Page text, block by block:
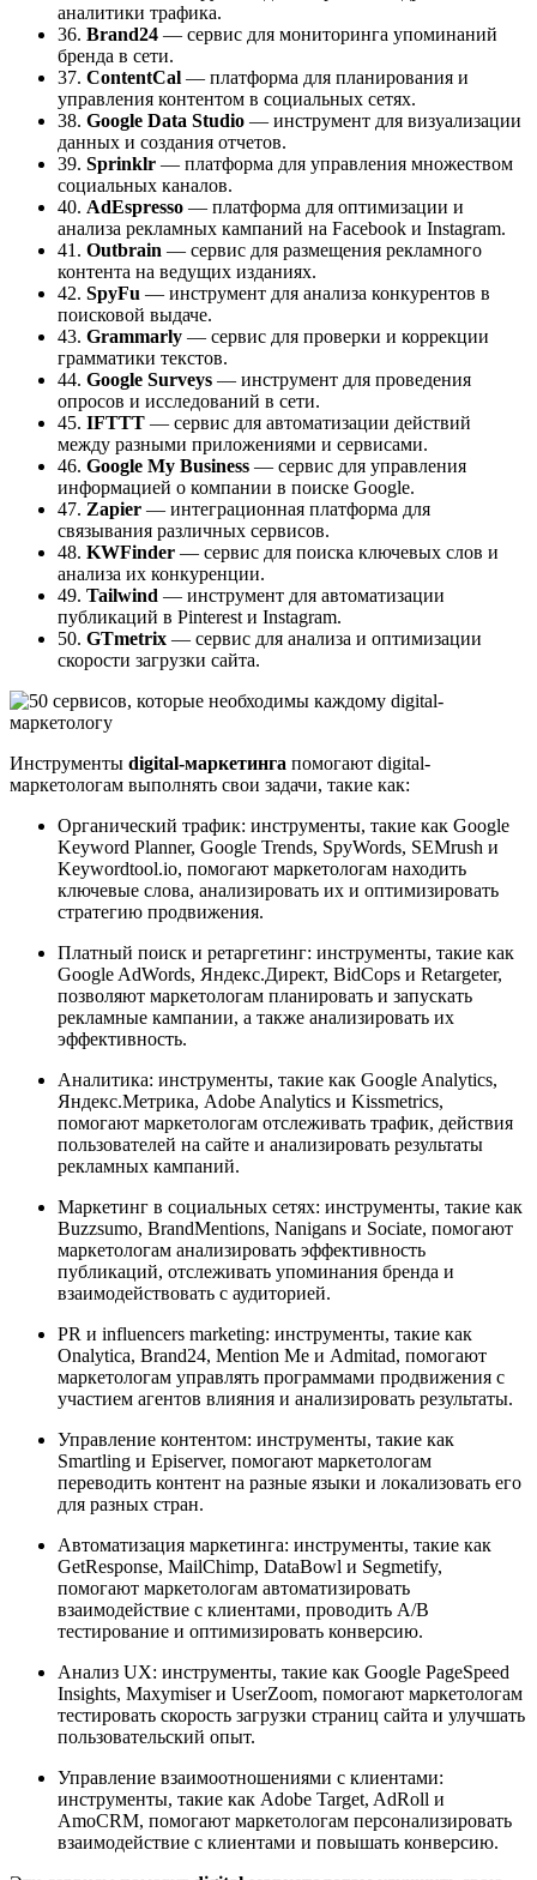
аналитики трафика.
36. Brand24 — сервис для мониторинга упоминаний
бренда в сети.
37. ContentCal — платформа для планирования и
управления контентом в социальных сетях.
38. Google Data Studio — инструмент для визуализации
данных и создания отчетов.
39. Sprinklr — платформа для управления множеством
социальных каналов.
40. AdEspresso — платформа для оптимизации и
анализа рекламных кампаний на Facebook и Instagram.
41. Outbrain — сервис для размещения рекламного
контента на ведущих изданиях.
42. SpyFu — инструмент для анализа конкурентов в
поисковой выдаче.
43. Grammarly — сервис для проверки и коррекции
грамматики текстов.
44. Google Surveys — инструмент для проведения
опросов и исследований в сети.
45. IFTTT — сервис для автоматизации действий
между разными приложениями и сервисами.
46. Google My Business — сервис для управления
информацией о компании в поиске Google.
47. Zapier — интеграционная платформа для
связывания различных сервисов.
48. KWFinder — сервис для поиска ключевых слов и
анализа их конкуренции.
49. Tailwind — инструмент для автоматизации
публикаций в Pinterest и Instagram.
50. GTmetrix — сервис для анализа и оптимизации
скорости загрузки сайта.
Инструменты digital-маркетинга помогают digital-
маркетологам выполнять свои задачи, такие как:
Органический трафик: инструменты, такие как Google
Keyword Planner, Google Trends, SpyWords, SEMrush и
Keywordtool.io, помогают маркетологам находить
ключевые слова, анализировать их и оптимизировать
стратегию продвижения.
Платный поиск и ретаргетинг: инструменты, такие как
Google AdWords, Яндекс.Директ, BidCops и Retargeter,
позволяют маркетологам планировать и запускать
рекламные кампании, а также анализировать их
эффективность.
Аналитика: инструменты, такие как Google Analytics,
Яндекс.Метрика, Adobe Analytics и Kissmetrics,
помогают маркетологам отслеживать трафик, действия
пользователей на сайте и анализировать результаты
рекламных кампаний.
Маркетинг в социальных сетях: инструменты, такие как
Buzzsumo, BrandMentions, Nanigans и Sociate, помогают
маркетологам анализировать эффективность
публикаций, отслеживать упоминания бренда и
взаимодействовать с аудиторией.
PR и influencers marketing: инструменты, такие как
Onalytica, Brand24, Mention Me и Admitad, помогают
маркетологам управлять программами продвижения с
участием агентов влияния и анализировать результаты.
Управление контентом: инструменты, такие как
Smartling и Episerver, помогают маркетологам
переводить контент на разные языки и локализовать его
для разных стран.
Автоматизация маркетинга: инструменты, такие как
GetResponse, MailChimp, DataBowl и Segmetify,
помогают маркетологам автоматизировать
взаимодействие с клиентами, проводить A/B
тестирование и оптимизировать конверсию.
Анализ UX: инструменты, такие как Google PageSpeed
Insights, Maxymiser и UserZoom, помогают маркетологам
тестировать скорость загрузки страниц сайта и улучшать
пользовательский опыт.
Управление взаимоотношениями с клиентами:
инструменты, такие как Adobe Target, AdRoll и
AmoCRM, помогают маркетологам персонализировать
взаимодействие с клиентами и повышать конверсию.